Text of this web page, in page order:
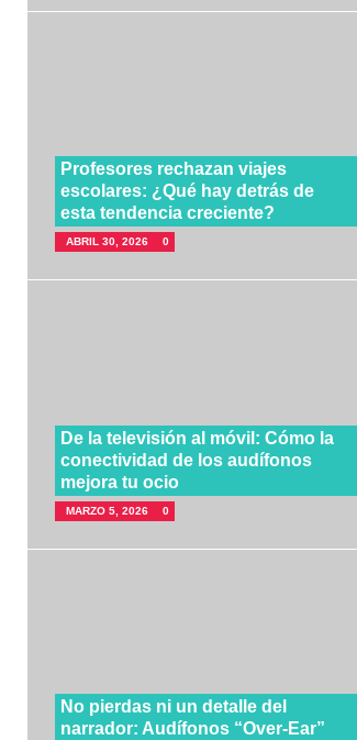
Profesores rechazan viajes
escolares: ¿Qué hay detrás de
esta tendencia creciente?
ABRIL 30, 2026 0
De la televisión al móvil: Cómo la
conectividad de los audífonos
mejora tu ocio
MARZO 5, 2026 0
No pierdas ni un detalle del
narrador: Audífonos “Over-Ear”